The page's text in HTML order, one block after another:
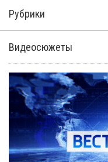
Рубрики
Видеосюжеты